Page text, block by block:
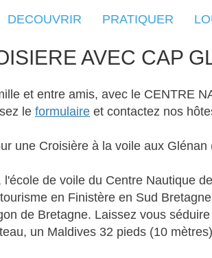
DECOUVRIR PRATIQUER
AVEC CAP
et entre amis, avec l e CENTRE
le formulaire et contactez nos
une Croisière à la voile aux Glénan
de voile du Centre Nautique
en Finistère en Sud
de Bretagne. Laissez vous
un Maldives 32 pieds (10